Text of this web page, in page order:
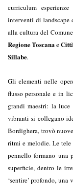
curriculum
interventi di landscape
alla cultura del
Regione Toscanae
Sillabe.
Gli elementi nelle
flusso personale e in
grandi maestri: la
vibranti si collegano
Bordighera, trovò
ritmi e melodie. Le tele
pennello formano una
superficie, dentro le
‘sentire’ profondo,